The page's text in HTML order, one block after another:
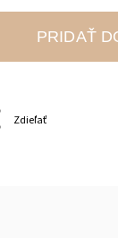
PRIDAŤ
Zdieľať